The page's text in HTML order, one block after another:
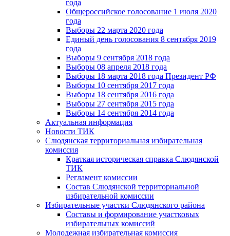
года
Общероссийское голосование 1 июля 2020
года
Выборы 22 марта 2020 года
Единый день голосования 8 сентября 2019
года
Выборы 9 сентября 2018 года
Выборы 08 апреля 2018 года
Выборы 18 марта 2018 года Президент РФ
Выборы 10 сентября 2017 года
Выборы 18 сентября 2016 года
Выборы 27 сентября 2015 года
Выборы 14 сентября 2014 года
Актуальная информация
Новости ТИК
Слюдянская территориальная избирательная
комиссия
Краткая историческая справка Слюдянской
ТИК
Регламент комиссии
Состав Слюдянской территориальной
избирательной комиссии
Избирательные участки Слюдянского района
Составы и формирование участковых
избирательных комиссий
Молодежная избирательная комиссия